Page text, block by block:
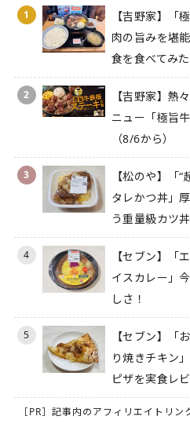
1
【吉野家】「
肉の旨みを堪
食を食べてみた
2
【吉野家】熱
ニュー「極旨
（8/6から）
3
【松のや】「
タレかつ丼」
う重量級カツ丼
4
【セブン】「
イスカレー」
しさ！
5
【セブン】「
り焼きチキン
ピザを実食レ
［PR］記事内のアフィリエイトリ